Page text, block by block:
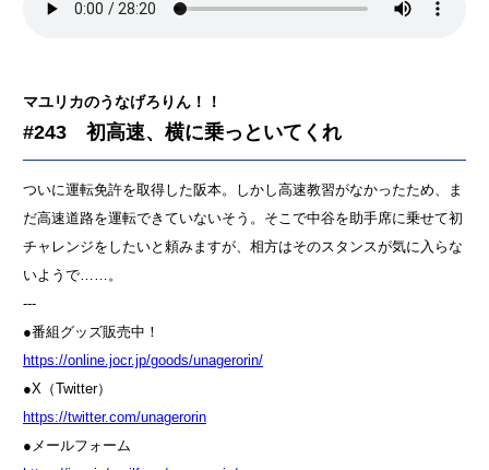
マユリカのうなげろりん！！
#243 初高速、横に乗っといてくれ
ついに運転免許を取得した阪本。しかし高速教習がなかったため、ま
だ高速道路を運転できていないそう。そこで中谷を助手席に乗せて初
チャレンジをしたいと頼みますが、相方はそのスタンスが気に入らな
いようで……。
---
●番組グッズ販売中！
⁠⁠⁠⁠⁠⁠⁠⁠⁠⁠⁠⁠⁠⁠⁠⁠⁠⁠⁠⁠⁠⁠⁠⁠⁠⁠⁠⁠⁠⁠⁠⁠⁠⁠⁠⁠⁠⁠⁠⁠⁠⁠⁠⁠⁠⁠⁠⁠⁠⁠https://online.jocr.jp/goods/unagerorin/⁠⁠⁠⁠⁠⁠⁠⁠⁠⁠⁠⁠⁠⁠⁠⁠⁠⁠⁠⁠⁠⁠⁠⁠⁠⁠⁠⁠⁠⁠⁠⁠⁠⁠⁠⁠⁠⁠⁠⁠⁠⁠⁠⁠⁠⁠⁠⁠⁠⁠
●X（Twitter）
⁠⁠⁠⁠⁠⁠⁠⁠⁠⁠⁠⁠⁠⁠⁠⁠⁠⁠⁠⁠⁠⁠⁠⁠⁠⁠⁠⁠⁠⁠⁠⁠⁠⁠⁠⁠⁠⁠⁠⁠⁠⁠⁠⁠⁠⁠⁠⁠⁠⁠https://twitter.com/unagerorin⁠⁠⁠⁠⁠⁠⁠⁠⁠⁠⁠⁠⁠⁠⁠⁠⁠⁠⁠⁠⁠⁠⁠⁠⁠⁠⁠⁠⁠⁠⁠⁠⁠⁠⁠⁠⁠⁠⁠⁠⁠⁠⁠⁠⁠⁠⁠⁠⁠⁠
●メールフォーム